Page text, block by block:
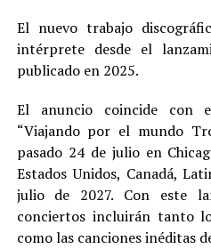
El nuevo trabajo
intérprete desde el
publicado en 2025.
El anuncio coincide con
“Viajando por el mundo
pasado 24 de julio en
Estados Unidos, Canadá,
julio de 2027. Con este
conciertos incluirán tanto
como las canciones inéditas